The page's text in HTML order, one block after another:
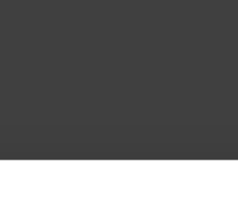
och ett Extrapaket för dig som hellre